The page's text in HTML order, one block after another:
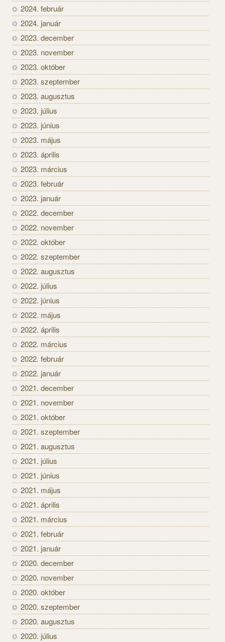
2024. február
2024. január
2023. december
2023. november
2023. október
2023. szeptember
2023. augusztus
2023. július
2023. június
2023. május
2023. április
2023. március
2023. február
2023. január
2022. december
2022. november
2022. október
2022. szeptember
2022. augusztus
2022. július
2022. június
2022. május
2022. április
2022. március
2022. február
2022. január
2021. december
2021. november
2021. október
2021. szeptember
2021. augusztus
2021. július
2021. június
2021. május
2021. április
2021. március
2021. február
2021. január
2020. december
2020. november
2020. október
2020. szeptember
2020. augusztus
2020. július